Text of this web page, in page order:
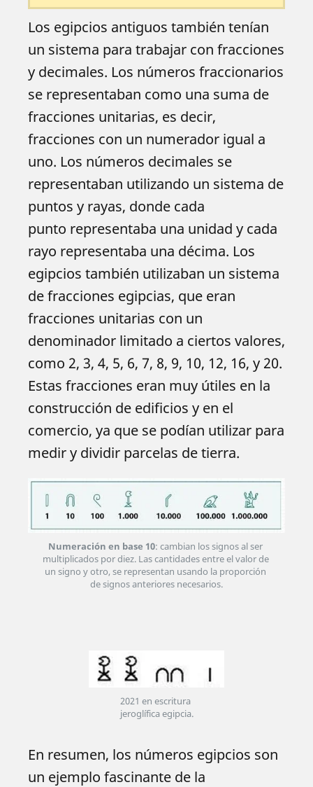
Los egipcios antiguos también tenían
un sistema para trabajar con fracciones
y decimales. Los números fraccionarios
se representaban como una suma de
fracciones unitarias, es decir,
fracciones con un numerador igual a
uno. Los números decimales se
representaban utilizando un sistema de
puntos y rayas, donde cada
punto representaba una unidad y cada
rayo representaba una décima. Los
egipcios también utilizaban un sistema
de fracciones egipcias, que eran
fracciones unitarias con un
denominador limitado a ciertos valores,
como 2, 3, 4, 5, 6, 7, 8, 9, 10, 12, 16, y 20.
Estas fracciones eran muy útiles en la
construcción de edificios y en el
comercio, ya que se podían utilizar para
medir y dividir parcelas de tierra.
Numeración en base 10: cambian los signos al ser
multiplicados por diez. Las cantidades entre el valor de
un signo y otro, se representan usando la proporción
de signos anteriores necesarios.
2021 en escritura
jeroglífica egipcia.
En resumen, los números egipcios son
un ejemplo fascinante de la